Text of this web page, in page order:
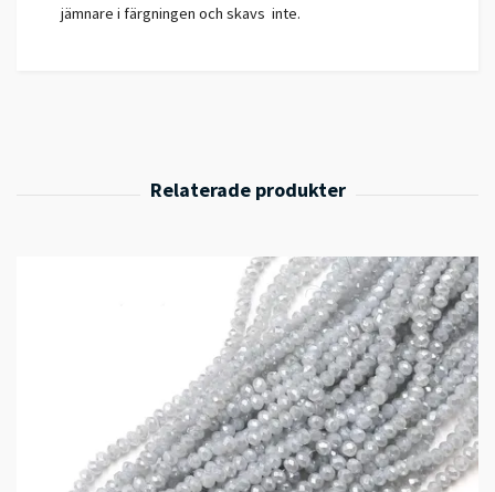
jämnare i färgningen och skavs inte.